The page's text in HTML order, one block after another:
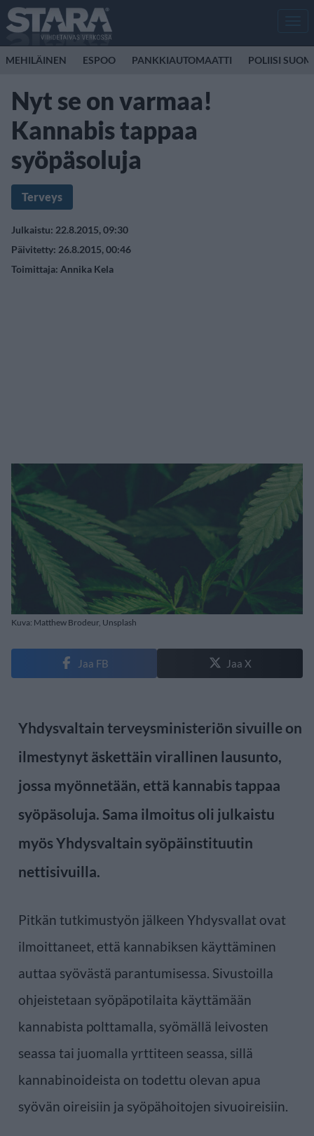
MEHILÄINEN ESPOO PANKKIAUTOMAATTI POLIISI
Nyt se on varmaa!
Kannabis tappaa
syöpäsoluja
Terveys
Julkaistu: 22.8.2015, 09:30
Päivitetty: 26.8.2015, 00:46
Toimittaja: Annika Kela
Kuva: Matthew Brodeur, Unsplash
Jaa FB Jaa X
Yhdysvaltain terveysministeriön sivuille on
ilmestynyt äskettäin virallinen lausunto,
jossa myönnetään, että kannabis tappaa
syöpäsoluja. Sama ilmoitus oli julkaistu
myös Yhdysvaltain syöpäinstituutin
nettisivuilla.
Pitkän tutkimustyön jälkeen Yhdysvallat ovat
ilmoittaneet, että kannabiksen käyttäminen
auttaa syövästä parantumisessa. Sivustoilla
ohjeistetaan syöpäpotilaita käyttämään
kannabista polttamalla, syömällä leivosten
seassa tai juomalla yrttiteen seassa, sillä
kannabinoideista on todettu olevan apua
syövän oireisiin ja syöpähoitojen sivuoireisiin.